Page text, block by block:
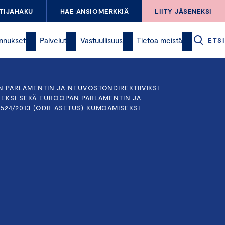
HAE ANSIOMERKKIÄ LIITY JÄSENEKSI
Palvelut Vastuullisuus Tietoa meistä ETSI
PARLAMENTIN JA NEUVOSTONDIREKTIIVIKSI
SEKÄ EUROOPAN PARLAMENTIN JA
2013 (ODR-ASETUS) KUMOAMISEKSI